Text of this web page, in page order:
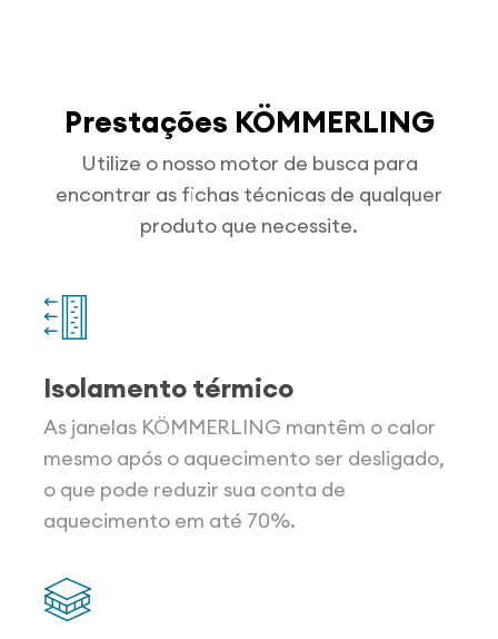
Prestações KÖMMERLING
Utilize o nosso motor de busca para
encontrar as fichas técnicas de qualquer
produto que necessite.
Isolamento térmico
As janelas KÖMMERLING mantêm o calor
mesmo após o aquecimento ser desligado,
o que pode reduzir sua conta de
aquecimento em até 70%.